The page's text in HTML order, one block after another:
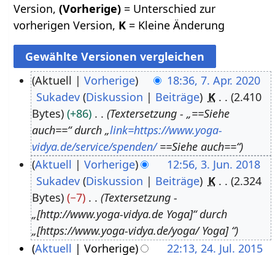
Version,(Vorherige) = Unterschied zur
vorherigen Version, K = Kleine Änderung
Aktuell Vorherige
18:36, 7. Apr. 2020
Sukadev Diskussion Beiträge K
2.410
Bytes
+86
Textersetzung - „==Siehe
auch==“ durch „link=https://www.yoga-
vidya.de/service/spenden/==Siehe auch==“
Aktuell Vorherige
12:56, 3. Jun. 2018
Sukadev Diskussion Beiträge K
2.324
Bytes
−7
Textersetzung -
„[http://www.yoga-vidya.de Yoga]“ durch
„[https://www.yoga-vidya.de/yoga/ Yoga] “
Aktuell
Vorherige 22:13, 24. Jul. 2015